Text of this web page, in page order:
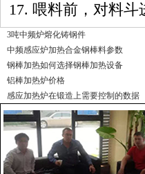
17. 喂料前，对料斗
3吨中频炉熔化铸钢件
中频感应炉加热合金钢棒料参数
钢棒加热如何选择钢棒加热设备
铝棒加热炉价格
感应加热炉在锻造上需要控制的数据